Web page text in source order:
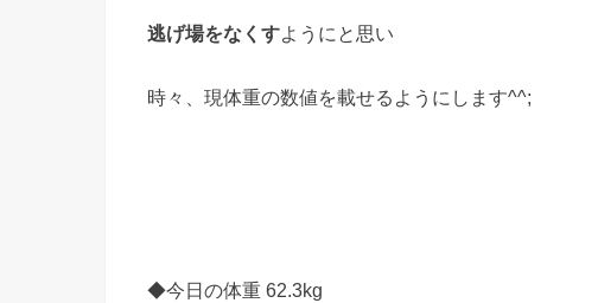
逃げ場をなくす ようにと思い
時々、現体重の数値を載せるようにします^^;
◆今日の体重 62.3kg